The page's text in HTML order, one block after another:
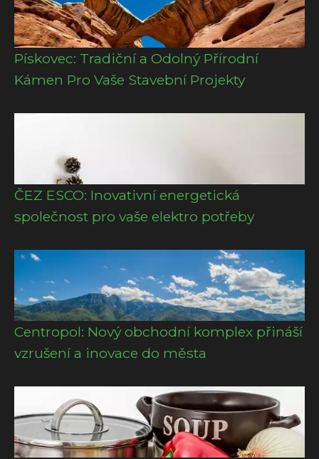
Pískovec: Tradiční a Odolný Přírodní
Kámen Pro Vaše Stavební Projekty
ČEZ ESCO: Inovativní energetická
společnost pro vaše elektro potřeby
Centropol: Nový obchodní komplex přináší
vzrušení a inovace do města